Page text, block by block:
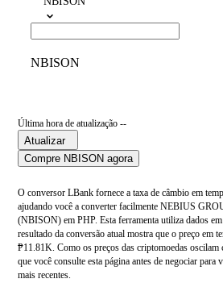
NBISON
Última hora de atualização --
Atualizar
Compre NBISON agora
O conversor LBank fornece a taxa de câmbio em
ajudando você a converter facilmente NEBIUS
(NBISON) em PHP. Esta ferramenta utiliza dados
resultado da conversão atual mostra que o preço em
₱11.81K. Como os preços das criptomoedas oscilam
que você consulte esta página antes de negociar para
mais recentes.